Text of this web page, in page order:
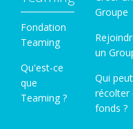
Fondation
Teaming
Qu'est-ce
que
Teaming ?
Groupe
un
Qui peut
récolter
fonds ?